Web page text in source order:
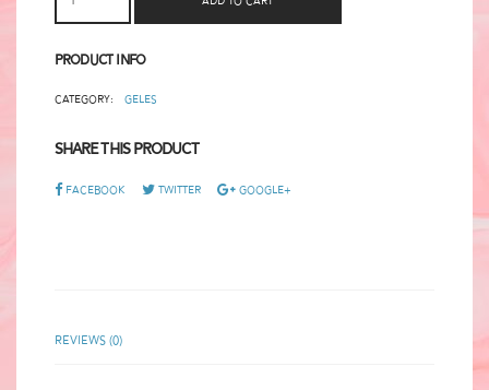
Product Info
Category: Geles
Share This Product
Facebook Twitter Google+
Reviews (0)